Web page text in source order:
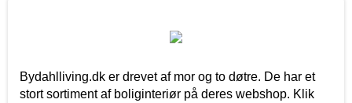
Bydahlliving.dk er drevet af mor og to døtre. De har et
stort sortiment af boliginteriør på deres webshop. Klik